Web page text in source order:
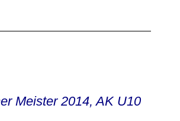
Meister 2014, AK U10